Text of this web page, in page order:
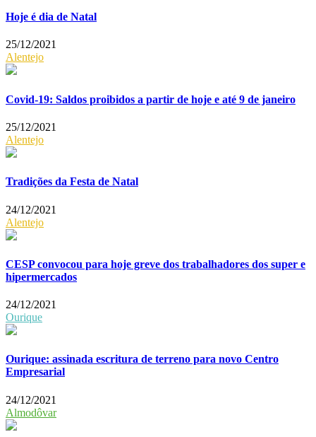
Hoje é dia de Natal
25/12/2021
Alentejo
Covid-19: Saldos proibidos a partir de hoje e até 9 de janeiro
25/12/2021
Alentejo
Tradições da Festa de Natal
24/12/2021
Alentejo
CESP convocou para hoje greve dos trabalhadores dos super e
hipermercados
24/12/2021
Ourique
Ourique: assinada escritura de terreno para novo Centro
Empresarial
24/12/2021
Almodôvar